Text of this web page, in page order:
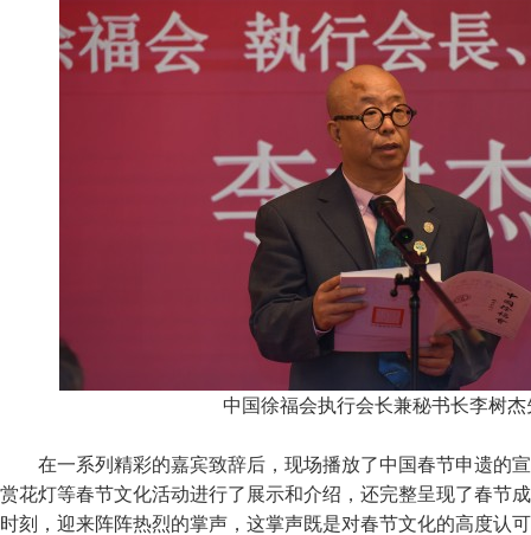
中国徐福会执行会长兼秘书长李树杰
在一系列精彩的嘉宾致辞后，现场播放了中国春节申遗的
赏花灯等春节文化活动进行了展示和介绍，还完整呈现了春节
时刻，迎来阵阵热烈的掌声，这掌声既是对春节文化的高度认